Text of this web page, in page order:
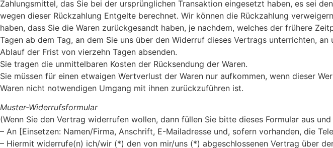
Zahlungsmittel, das Sie bei der ursprünglichen Transaktion eingesetzt haben, es sei
wegen dieser Rückzahlung Entgelte berechnet. Wir können die Rückzahlung
haben, dass Sie die Waren zurückgesandt haben, je nachdem, welches der frühere
Tagen ab dem Tag, an dem Sie uns über den Widerruf dieses Vertrags unterrichten,
Ablauf der Frist von vierzehn Tagen absenden.
Sie tragen die unmittelbaren Kosten der Rücksendung der Waren.
Sie müssen für einen etwaigen Wertverlust der Waren nur aufkommen, wenn dieser
Waren nicht notwendigen Umgang mit ihnen zurückzuführen ist.
Muster-Widerrufsformular
(Wenn Sie den Vertrag widerrufen wollen, dann füllen Sie bitte dieses Formular aus
– An [Einsetzen: Namen/Firma, Anschrift, E-Mailadresse und, sofern vorhanden, die
– Hiermit widerrufe(n) ich/wir (*) den von mir/uns (*) abgeschlossenen Vertrag über